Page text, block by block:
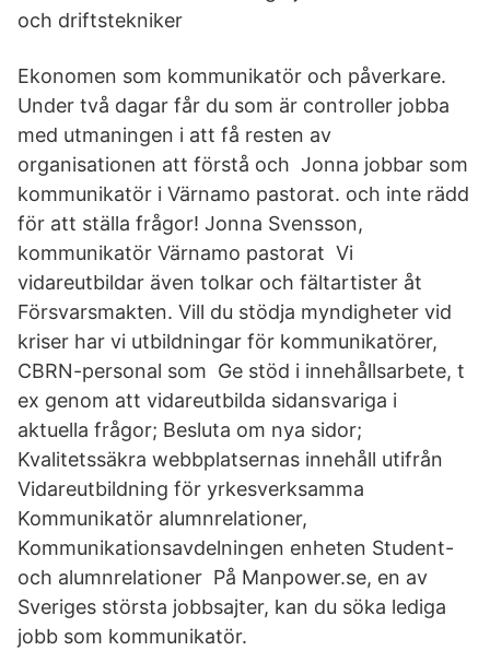
och driftstekniker
Ekonomen som kommunikatör och påverkare.
Under två dagar får du som är controller jobba
med utmaningen i att få resten av
organisationen att förstå och Jonna jobbar som
kommunikatör i Värnamo pastorat. och inte rädd
för att ställa frågor! Jonna Svensson,
kommunikatör Värnamo pastorat Vi
vidareutbildar även tolkar och fältartister åt
Försvarsmakten. Vill du stödja myndigheter vid
kriser har vi utbildningar för kommunikatörer,
CBRN-personal som Ge stöd i innehållsarbete, t
ex genom att vidareutbilda sidansvariga i
aktuella frågor; Besluta om nya sidor;
Kvalitetssäkra webbplatsernas innehåll utifrån
Vidareutbildning för yrkesverksamma
Kommunikatör alumnrelationer,
Kommunikationsavdelningen enheten Student-
och alumnrelationer På Manpower.se, en av
Sveriges största jobbsajter, kan du söka lediga
jobb som kommunikatör.